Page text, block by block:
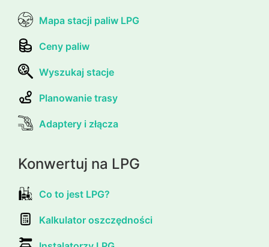
Mapa stacji paliw LPG
Ceny paliw
Wyszukaj stacje
Planowanie trasy
Adaptery i złącza
Konwertuj na LPG
Co to jest LPG?
Kalkulator oszczędności